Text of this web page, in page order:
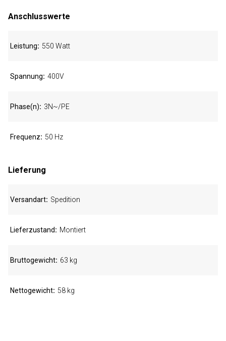
Anschlusswerte
Leistung 550 Watt
Spannung 400V
Phase(n) 3N~/PE
Frequenz 50 Hz
Lieferung
Versandart Spedition
Lieferzustand Montiert
Bruttogewicht 63 kg
Nettogewicht 58 kg